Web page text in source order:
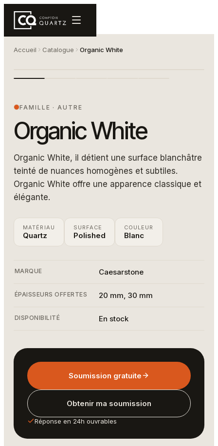
Accueil Catalogue Organic White
4600 2400 1080
FAMILLE · AUTRE
Organic White
Organic White, il détient une surface blanchâtre
teinté de nuances homogènes et subtiles.
Organic White offre une apparence classique et
élégante.
MATÉRIAU
Quartz
SURFACE
Polished
COULEUR
Blanc
MARQUE Caesarstone
ÉPAISSEURS OFFERTES 20 mm, 30 mm
DISPONIBILITÉ En stock
Soumission gratuite
Obtenir ma soumission
Réponse en 24h ouvrables